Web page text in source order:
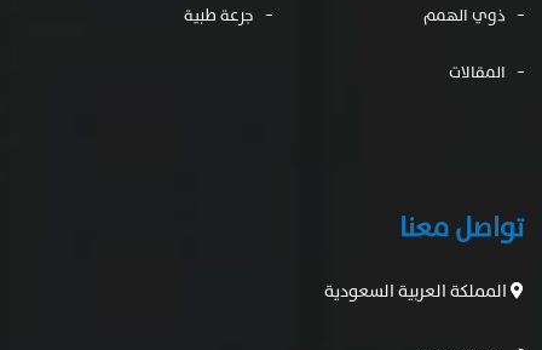
ذوي الهمم جرعة طبية
المقالات
تواصل معنا
المملكة العربية السعودية